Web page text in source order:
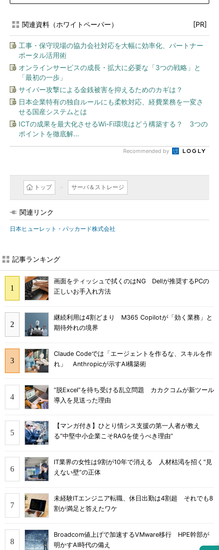
関連資料（ホワイトペーパー） [PR]
工事・保守現場の協力会社対応を大幅に効率化、パートナー
ポータル活用術
オンラインサービスの成長・拡大に必要な「3つの戦略」と
「最初の一歩」
サイバー攻撃による金銭被害を抑えるためのカギは？
日本企業特有の独自ルールにも柔軟対応、経費業務を一変さ
せる国産システムとは
ICTの成果を最大化させるWi-Fi環境はどう構築する？ 3つの
ポイントを徹底解...
Recommended by
トップ サーバ＆ストレージ
関連リンク
日本ヒューレット・パッカード株式会社
記事ランキング
画面をティッシュで拭くのはNG Dellが推奨するPCの
正しいお手入れ方法
継続利用は4割どまり M365 Copilotが「効く業務」と
期待外れの境界
Claude Codeでは「エージェントを作るな、スキルを作
れ」 Anthropicが示すAI構築術
“脱Excel”を待ち受ける乱立問題 カカクコムが新ツール
導入を見送った理由
【マンガ付き】ひとり情シス支援の第一人者が教え
る”中堅中小企業こそRAGを使うべき理由”
IT業界の女性は9割が10年で消える 人材枯渇を招く“見
えない壁”の正体
未経験ITエンジニア転職、休日出勤は4割超 それでも8
割が満足と答えたワケ
Broadcom値上げで加速するVMware移行 HPE幹部が
明かすAI時代の備え